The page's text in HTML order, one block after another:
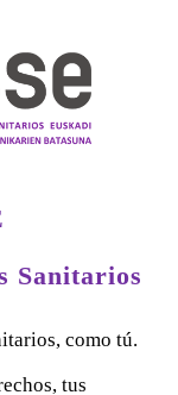
Sanitarios
como tú.
tus